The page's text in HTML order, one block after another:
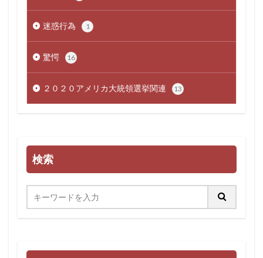
迷惑行為 1
驚愕 16
２０２０アメリカ大統領選挙関連 13
検索